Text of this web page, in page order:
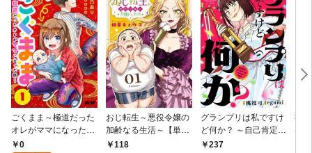
ごくまま～極道だった
オレがママになった話
～【単話】（１）
0
おじ転生～悪役令嬢の
加齢なる生活～【単
話】（１）
118
グランプリは私ですけ
ど何か？ ～自己肯定モ
ンスターのミスコン無
237
後
は